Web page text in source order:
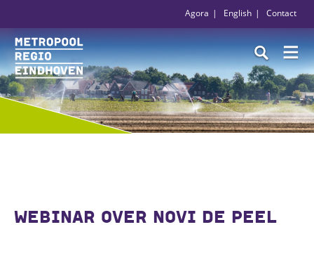
Agora English Contact
WEBINAR OVER NOVI DE PEEL